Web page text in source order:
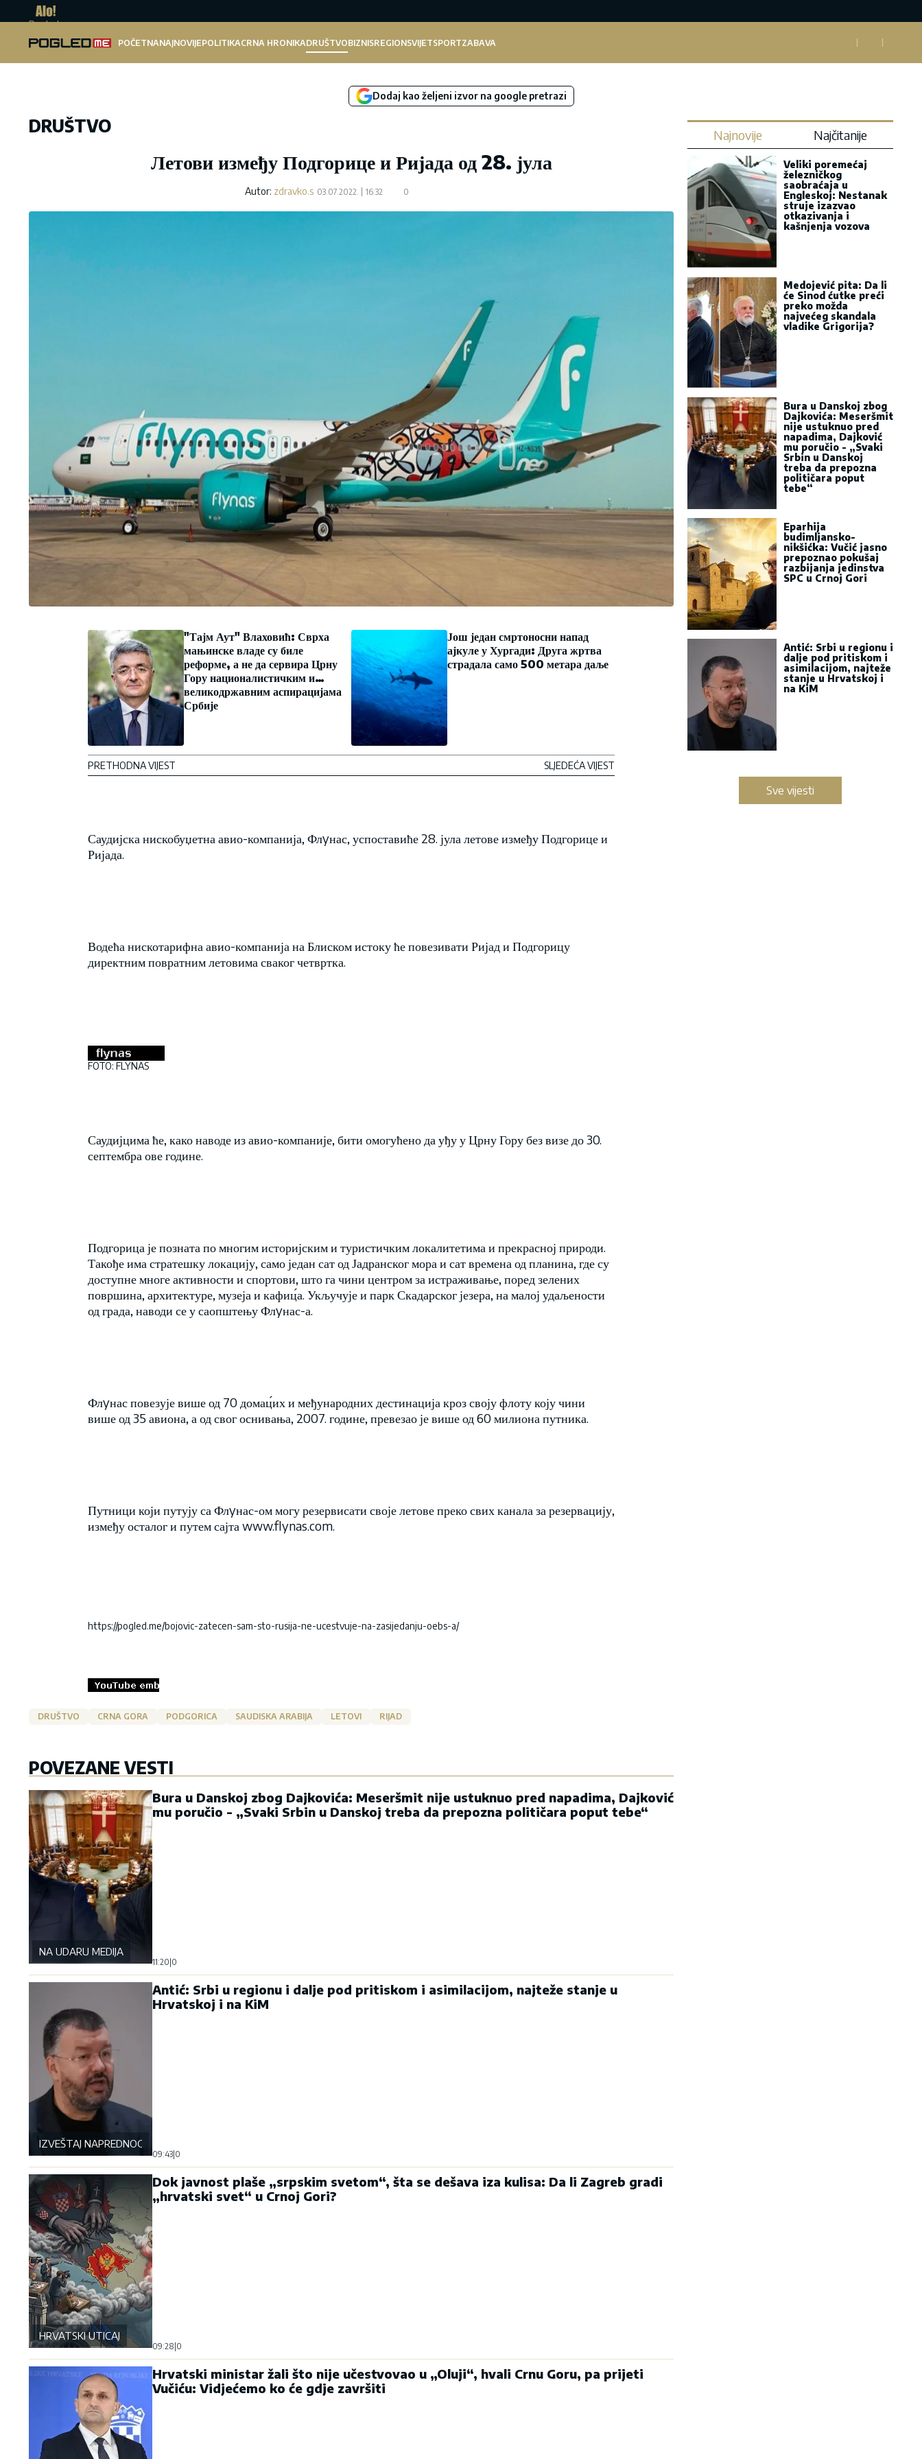
Pogled.me
POČETNANAJNOVIJEPOLITIKACRNA HRONIKADRUŠTVOBIZNISREGIONSVIJETSPORTZABAVA
Dodaj kao željeni izvor na google pretrazi
DRUŠTVO
Летови између Подгорице и Ријада од 28. јула
Autor: zdravko.s 03.07.2022. 16:32 0
"Тајм Аут" Влаховић: Сврха
мањинске владе су биле
реформе, а не да сервира Црну
Гору националистичким и
великодржавним аспирацијама
Србије
PRETHODNA VIJEST
Још један смртоносни напад
ајкуле у Хургади: Друга жртва
страдала само 500 метара даље
SLJEDEĆA VIJEST
Саудијска нискобуџетна авио-компанија, Флyнас, успоставиће 28. јула летове између Подгорице и
Ријада.
Водећа нискотарифна авио-компанија на Блиском истоку ће повезивати Ријад и Подгорицу
директним повратним летовима сваког четвртка.
FOTO: FLYNAS
Саудијцима ће, како наводе из авио-компаније, бити омогућено да уђу у Црну Гору без визе до 30.
септембра ове године.
Подгорица је позната по многим историјским и туристичким локалитетима и прекрасној природи.
Такође има стратешку локацију, само један сат од Јадранског мора и сат времена од планина, где су
доступне многе активности и спортови, што га чини центром за истраживање, поред зелених
површина, архитектуре, музеја и кафиц́а. Укључује и парк Скадарског језера, на малој удаљености
од града, наводи се у саопштењу Флyнас-а.
Флyнас повезује више од 70 домац́их и међународних дестинација кроз своју флоту коју чини
више од 35 авиона, а од свог оснивања, 2007. године, превезао је више од 60 милиона путника.
Путници који путују са Флyнас-ом могу резервисати своје летове преко свих канала за резервацију,
између осталог и путем сајта www.flynas.com.
https://pogled.me/bojovic-zatecen-sam-sto-rusija-ne-ucestvuje-na-zasijedanju-oebs-a/
DRUŠTVO CRNA GORA PODGORICA SAUDISKA ARABIJA LETOVI RIJAD
POVEZANE VESTI
NA UDARU MEDIJA
Bura u Danskoj zbog Dajkovića: Meseršmit nije ustuknuo pred napadima, Dajković
mu poručio - „Svaki Srbin u Danskoj treba da prepozna političara poput tebe“
11:20|0
IZVEŠTAJ NAPREDNOG KLUBA
Antić: Srbi u regionu i dalje pod pritiskom i asimilacijom, najteže stanje u
Hrvatskoj i na KiM
09:43|0
HRVATSKI UTICAJ
Dok javnost plaše „srpskim svetom“, šta se dešava iza kulisa: Da li Zagreb gradi
„hrvatski svet“ u Crnoj Gori?
09:28|0
Hrvatski ministar žali što nije učestvovao u „Oluji“, hvali Crnu Goru, pa prijeti
Vučiću: Vidjećemo ko će gdje završiti
Najnovije Najčitanije
Veliki poremećaj
železničkog
saobraćaja u
Engleskoj: Nestanak
struje izazvao
otkazivanja i
kašnjenja vozova
Medojević pita: Da li
će Sinod ćutke preći
preko možda
najvećeg skandala
vladike Grigorija?
Bura u Danskoj zbog
Dajkovića: Meseršmit
nije ustuknuo pred
napadima, Dajković
mu poručio - „Svaki
Srbin u Danskoj
treba da prepozna
političara poput
tebe“
Eparhija
budimljansko-
nikšićka: Vučić jasno
prepoznao pokušaj
razbijanja jedinstva
SPC u Crnoj Gori
Antić: Srbi u regionu i
dalje pod pritiskom i
asimilacijom, najteže
stanje u Hrvatskoj i
na KiM
Sve vijesti